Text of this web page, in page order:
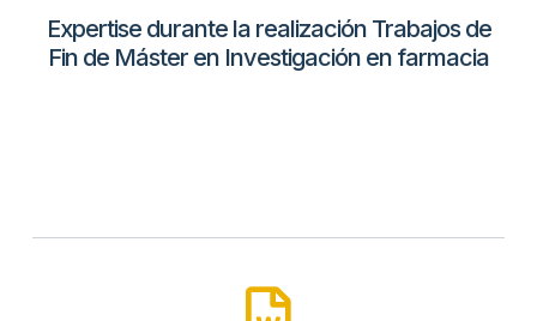
Expertise durante la realización Trabajos de
Fin de Máster en Investigación en farmacia